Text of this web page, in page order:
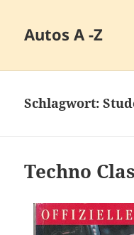
Autos A -Z
Schlagwort:
Techno